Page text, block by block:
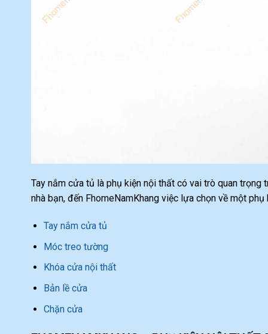
Tay nắm cửa tủ là phụ kiện nội thất có vai trò quan
nhà bạn, đến FhomeNamKhang việc lựa chọn về một
Tay nắm cửa tủ
Móc treo tường
Khóa cửa nội thất
Bản lề cửa
Chặn cửa